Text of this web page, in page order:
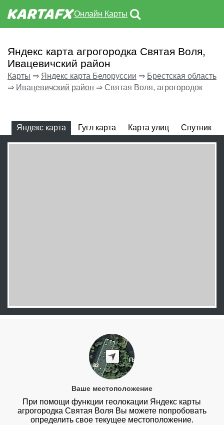
Онлайн Карты
Яндекс карта агрогородка Святая Воля,
Ивацевичский район
Карты ⇒ Яндекс карта Белоруссии ⇒ Брестская область
⇒ Ивацевичский район ⇒ Святая Воля, агрогородок
Яндекс карта Гугл карта Карта улиц Спутник
Ваше местоположение
При помощи функции геолокации Яндекс карты
агрогородка Святая Воля Вы можете попробовать
определить свое текущее местоположение.